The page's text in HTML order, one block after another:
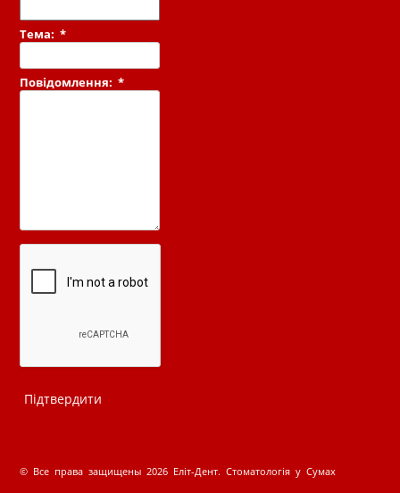
Тема:*
Повідомлення:*
© Все права защищены 2026 Еліт-Дент. Стоматологія у Сумах